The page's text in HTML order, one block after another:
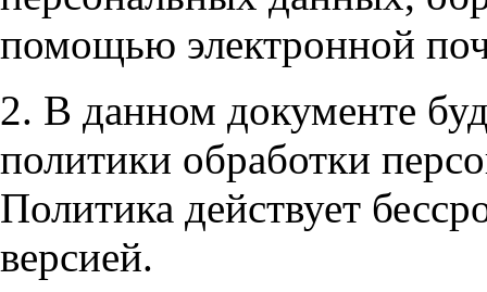
помощью электронной
2. В данном документе
политики обработки
Политика действует
версией.